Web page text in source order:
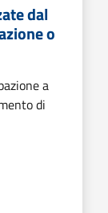
dal
o
a
di